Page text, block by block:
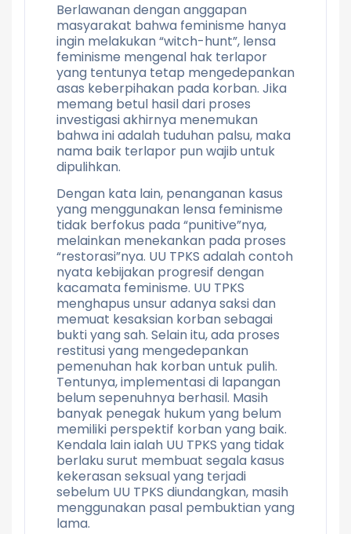
Berlawanan dengan anggapan
masyarakat bahwa feminisme hanya
ingin melakukan “witch-hunt”, lensa
feminisme mengenal hak terlapor
yang tentunya tetap mengedepankan
asas keberpihakan pada korban. Jika
memang betul hasil dari proses
investigasi akhirnya menemukan
bahwa ini adalah tuduhan palsu, maka
nama baik terlapor pun wajib untuk
dipulihkan.
Dengan kata lain, penanganan kasus
yang menggunakan lensa feminisme
tidak berfokus pada “punitive”nya,
melainkan menekankan pada proses
“restorasi”nya. UU TPKS adalah contoh
nyata kebijakan progresif dengan
kacamata feminisme. UU TPKS
menghapus unsur adanya saksi dan
memuat kesaksian korban sebagai
bukti yang sah. Selain itu, ada proses
restitusi yang mengedepankan
pemenuhan hak korban untuk pulih.
Tentunya, implementasi di lapangan
belum sepenuhnya berhasil. Masih
banyak penegak hukum yang belum
memiliki perspektif korban yang baik.
Kendala lain ialah UU TPKS yang tidak
berlaku surut membuat segala kasus
kekerasan seksual yang terjadi
sebelum UU TPKS diundangkan, masih
menggunakan pasal pembuktian yang
lama.